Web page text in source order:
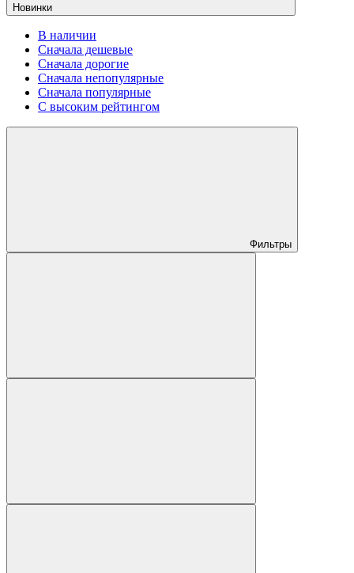
Новинки
В наличии
Сначала дешевые
Сначала дорогие
Сначала непопулярные
Сначала популярные
С высоким рейтингом
Фильтры